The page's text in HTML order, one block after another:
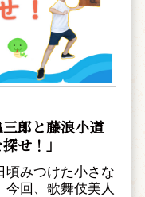
郎と藤浪小道
せ！」
頃みつけた小さな
今回、歌舞伎美人